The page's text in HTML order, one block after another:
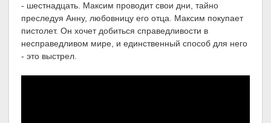
- шестнадцать. Максим проводит свои дни, тайно
преследуя Анну, любовницу его отца. Максим покупает
пистолет. Он хочет добиться справедливости в
несправедливом мире, и единственный способ для него
- это выстрел.